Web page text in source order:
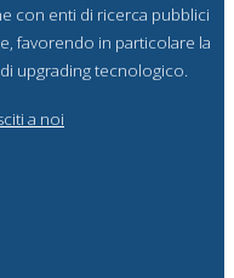
con enti di ricerca pubblici
favorendo in particolare la
upgrading tecnologico.
a noi